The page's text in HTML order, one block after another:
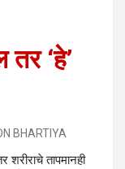
‘हे’
BHARTIYA
शरीराचे तापमानही